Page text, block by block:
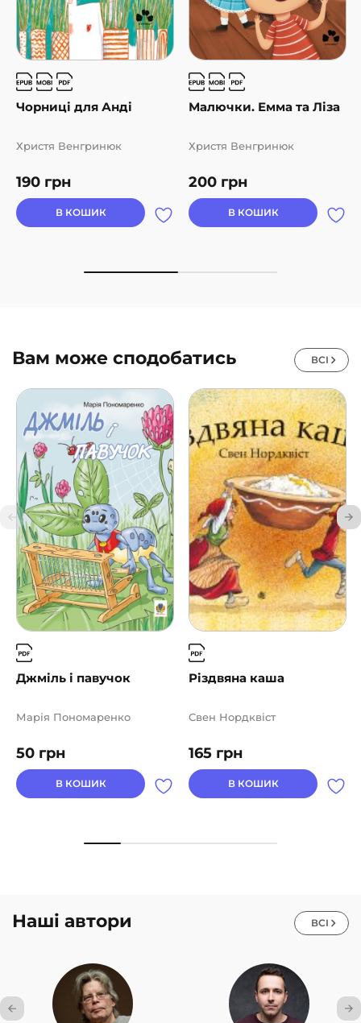
Чорниці для Анді
190 грн
Христя Венгринюк
В КОШИК
Малючки. Емма та Ліза
200 грн
Христя Венгринюк
В КОШИК
Вам може сподобатись ВСІ
Джміль і павучок
50 грн
Марія Пономаренко
В КОШИК
Різдвяна каша
165 грн
Свен Нордквіст
В КОШИК
Наші автори ВСІ